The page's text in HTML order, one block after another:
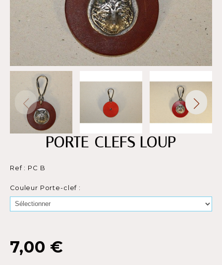
PORTE-CLEFS LOUP
Ref : PC B
Couleur Porte-clef :
7,00 €